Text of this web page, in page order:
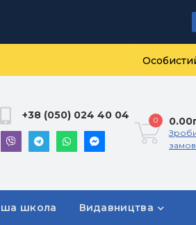
+38 (050) 024 40 04 0
школа Видавництва